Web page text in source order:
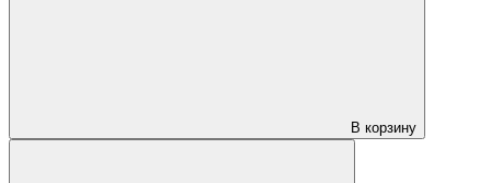
В корзину